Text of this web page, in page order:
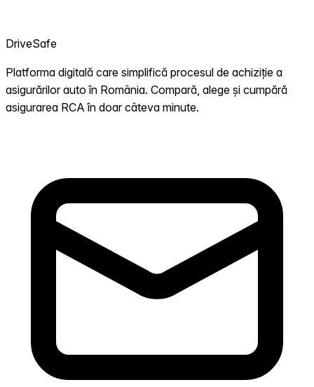
DriveSafe
Platforma digitală care simplifică procesul de achiziție a
asigurărilor auto în România. Compară, alege și cumpără
asigurarea RCA în doar câteva minute.